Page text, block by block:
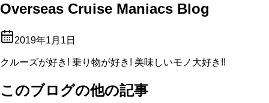
Overseas Cruise Maniacs Blog
2019年1月1日
クルーズが好き! 乗り物が好き! 美味しいモノ大好き!!
このブログの他の記事